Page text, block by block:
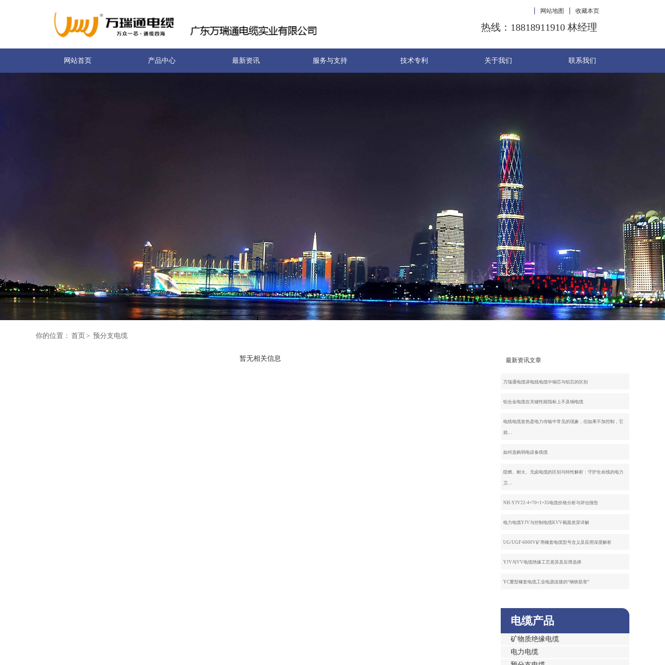
收藏本页
网站地图
热线：18818911910 林经理
网站首页 产品中心 最新资讯 服务与支持 技术专利 关于我们 联系我们
你的位置： 首页 > 预分支电缆
最新资讯文章
万瑞通电缆讲电线电缆中铜芯与铝芯的区别
铝合金电缆在关键性能指标上不及铜电缆
电线电缆发热是电力传输中常见的现象，但如果不加控制，它
就…
如何选购弱电设备线缆
阻燃、耐火、无卤电缆的区别与特性解析：守护生命线的电力
卫…
NH-YJV22-4×70+1×35电缆价格分析与评估报告
电力电缆YJV与控制电缆KVV截面差异详解
UG/UGF-6000V矿用橡套电缆型号含义及应用深度解析
YJV与VV电缆绝缘工艺差异及应用选择
YC重型橡套电缆工业电源连接的“钢铁筋骨”
电缆产品
矿物质绝缘电缆
电力电缆
暂无相关信息